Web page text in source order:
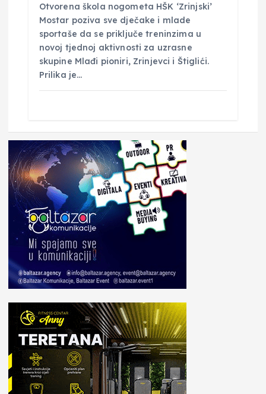
​Otvorena škola nogometa HŠK ‘Zrinjski’
Mostar poziva sve dječake i mlade
sportaše da se priključe treninzima u
novoj tjednoj aktivnosti za uzrasne
skupine Mlađi pioniri, Zrinjevci i Štiglići. ​
Prilika je…